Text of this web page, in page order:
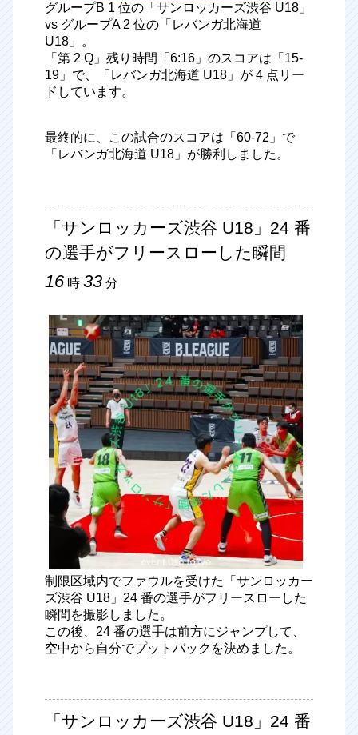
グループB 1 位の「サンロッカーズ渋谷 U18」
vs グループA 2 位の「レバンガ北海道
U18」。
「第 2 Q」残り時間「6:16」のスコアは「15-
19」で、「レバンガ北海道 U18」が 4 点リー
ドしています。
最終的に、この試合のスコアは「60-72」で
「レバンガ北海道 U18」が勝利しました。
「サンロッカーズ渋谷 U18」24 番
の選手がフリースローした瞬間
16 時 33 分
制限区域内でファウルを受けた「サンロッカー
ズ渋谷 U18」24 番の選手がフリースローした
瞬間を撮影しました。
この後、24 番の選手は前方にジャンプして、
空中から自分でプットバックを決めました。
「サンロッカーズ渋谷 U18」24 番